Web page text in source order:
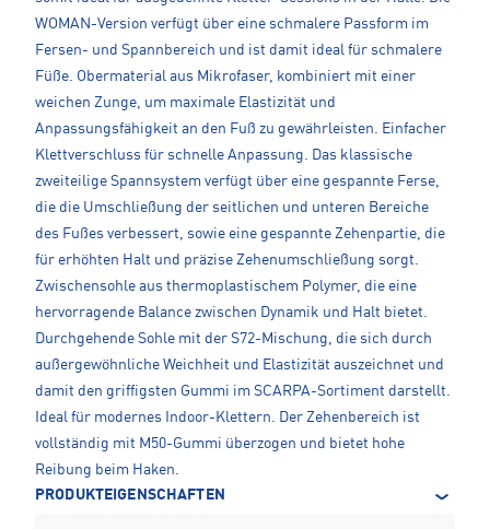
WOMAN-Version verfügt über eine schmalere Passform im
Fersen- und Spannbereich und ist damit ideal für schmalere
Füße. Obermaterial aus Mikrofaser, kombiniert mit einer
weichen Zunge, um maximale Elastizität und
Anpassungsfähigkeit an den Fuß zu gewährleisten. Einfacher
Klettverschluss für schnelle Anpassung. Das klassische
zweiteilige Spannsystem verfügt über eine gespannte Ferse,
die die Umschließung der seitlichen und unteren Bereiche
des Fußes verbessert, sowie eine gespannte Zehenpartie, die
für erhöhten Halt und präzise Zehenumschließung sorgt.
Zwischensohle aus thermoplastischem Polymer, die eine
hervorragende Balance zwischen Dynamik und Halt bietet.
Durchgehende Sohle mit der S72-Mischung, die sich durch
außergewöhnliche Weichheit und Elastizität auszeichnet und
damit den griffigsten Gummi im SCARPA-Sortiment darstellt.
Ideal für modernes Indoor-Klettern. Der Zehenbereich ist
vollständig mit M50-Gummi überzogen und bietet hohe
Reibung beim Haken.
PRODUKTEIGENSCHAFTEN